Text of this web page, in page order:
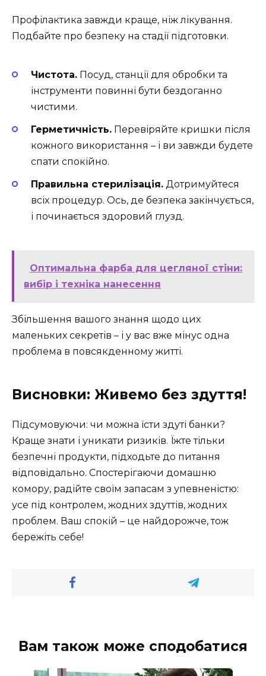
Профілактика завжди краще, ніж лікування.
Подбайте про безпеку на стадії підготовки.
Чистота. Посуд, станції для обробки та
інструменти повинні бути бездоганно
чистими.
Герметичність. Перевіряйте кришки після
кожного використання – і ви завжди будете
спати спокійно.
Правильна стерилізація. Дотримуйтеся
всіх процедур. Ось, де безпека закінчується,
і починається здоровий глузд.
Оптимальна фарба для цегляної стіни:
вибір і техніка нанесення
Збільшення вашого знання щодо цих
маленьких секретів – і у вас вже мінус одна
проблема в повсякденному житті.
Висновки: Живемо без здуття!
Підсумовуючи: чи можна їсти здуті банки?
Краще знати і уникати ризиків. Їжте тільки
безпечні продукти, підходьте до питання
відповідально. Спостерігаючи домашню
комору, радійте своїм запасам з упевненістю:
усе під контролем, жодних здуттів, жодних
проблем. Ваш спокій – це найдорожче, тож
бережіть себе!
Вам також може сподобатися